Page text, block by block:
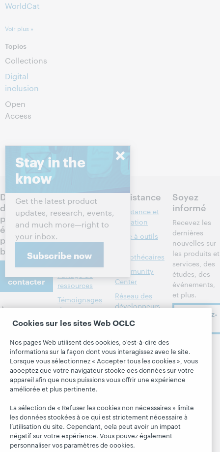
WorldCat
Voir plus »
Topics
Collections
Digital
inclusion
Open
Access
Stay in the
know
Get the latest product
updates, research, events,
and much more—right to
your inbox.
Subscribe now
Discutez
des
prochaines
étapes
pour votre
bibliothèque
contacter
À propos
À propos
Emplois
Respect et
appartenance
Finances
Administration
Adhésion
Gestion des
normes de
Produits
Recherche et
référence
Métadonnées
Partage de
ressources
Témoignages
de
bibliothèques
Tous les produits
et services »
Apprendre
Research
Événements
Webinaires
sur demande
Assistance
Assistance et
formation
Boîte à outils
bibliothécaires
Community
Center
Réseau des
développeurs
Formats
Alertes
systèmes
Blogues
together
Blogue
President's
Leadership
Soyez
informé
Recevez les
dernières
nouvelles sur
les produits et
services, des
études, des
événements,
et plus.
Abonnez-
Suivez
OCLC
Cookies sur les sites Web OCLC
Nos pages Web utilisent des cookies, c'est-à-dire des
informations sur la façon dont vous interagissez avec le site.
Lorsque vous sélectionnez « Accepter tous les cookies », vous
acceptez que votre navigateur stocke ces données sur votre
appareil afin que nous puissions vous offrir une expérience
améliorée et plus pertinente.
La sélection de « Refuser les cookies non nécessaires » limite
les données stockées à ce qui est strictement nécessaire à
l’utilisation du site. Cependant, cela peut avoir un impact
négatif sur votre expérience. Vous pouvez également
personnaliser vos paramètres de cookies.